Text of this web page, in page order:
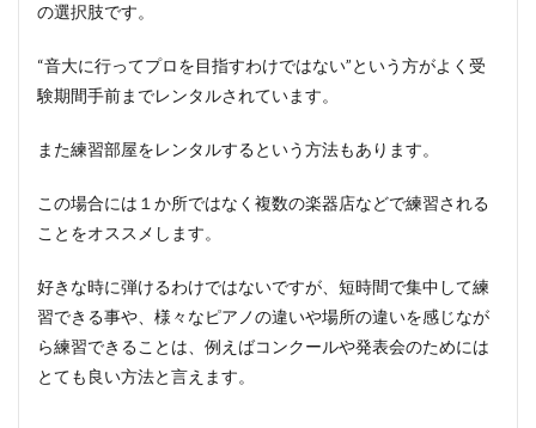
の選択肢です。
“音大に行ってプロを目指すわけではない”という方がよく受
験期間手前までレンタルされています。
また練習部屋をレンタルするという方法もあります。
この場合には１か所ではなく複数の楽器店などで練習される
ことをオススメします。
好きな時に弾けるわけではないですが、短時間で集中して練
習できる事や、様々なピアノの違いや場所の違いを感じなが
ら練習できることは、例えばコンクールや発表会のためには
とても良い方法と言えます。